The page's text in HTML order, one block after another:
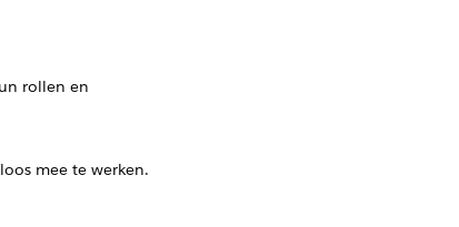
rollen en
mee te werken.